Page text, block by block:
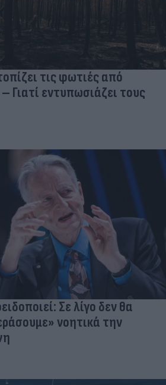
τις φωτιές από
Γιατί εντυπωσιάζει τους
Σε λίγο δεν θα
νοητικά την